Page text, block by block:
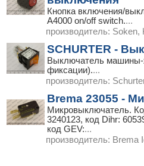
Кнопка включения/
A4000 on/off switch....
производитель: Soken,
SCHURTER -
Выключатель машины-
фиксации)....
производитель:
Brema 23055 -
Микровыключатель.
3240123, код Dihr:
код GEV:...
производитель: Brema